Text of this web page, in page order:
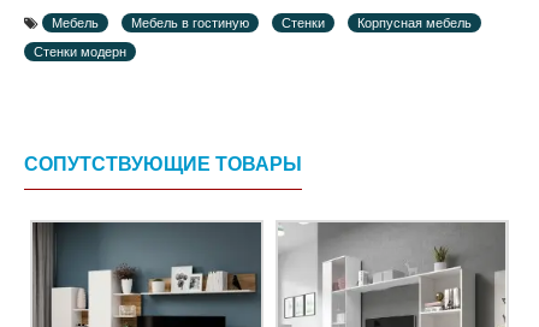
Мебель Мебель в гостиную Стенки
Корпусная мебель
Стенки модерн
СОПУТСТВУЮЩИЕ ТОВАРЫ